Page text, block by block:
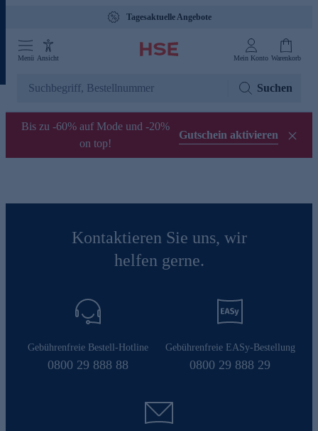
Tagesaktuelle Angebote
Menü Ansicht Mein Konto Warenkorb
Suchen
Bis zu -60% auf Mode und -20%
on top!
Gutschein aktivieren
Kontaktieren Sie uns, wir
helfen gerne.
Gebührenfreie Bestell-Hotline
0800 29 888 88
Gebührenfreie EASy-Bestellung
0800 29 888 29